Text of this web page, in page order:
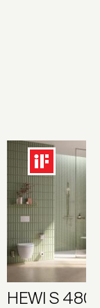
HEWI S 480